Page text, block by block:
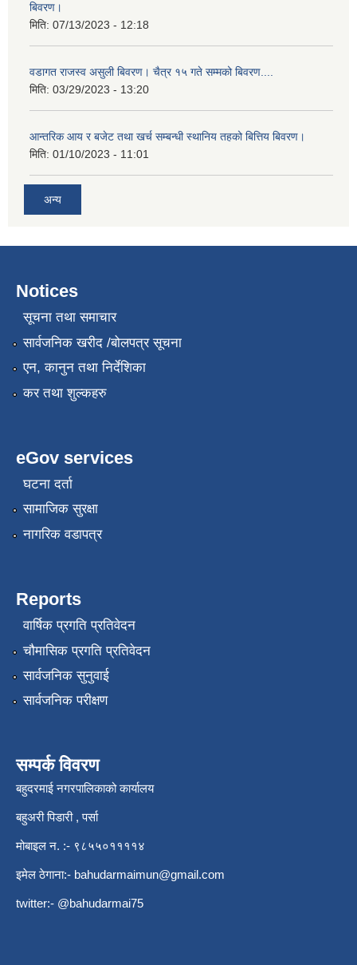
बिवरण।
मिति: 07/13/2023 - 12:18
वडागत राजस्व असुली बिवरण। चैत्र १५ गते सम्मको बिवरण....
मिति: 03/29/2023 - 13:20
आन्तरिक आय र बजेट तथा खर्च सम्बन्धी स्थानिय तहको बित्तिय बिवरण।
मिति: 01/10/2023 - 11:01
अन्य
Notices
सूचना तथा समाचार
सार्वजनिक खरीद /बोलपत्र सूचना
एन, कानुन तथा निर्देशिका
कर तथा शुल्कहरु
eGov services
घटना दर्ता
सामाजिक सुरक्षा
नागरिक वडापत्र
Reports
वार्षिक प्रगति प्रतिवेदन
चौमासिक प्रगति प्रतिवेदन
सार्वजनिक सुनुवाई
सार्वजनिक परीक्षण
सम्पर्क विवरण
बहुदरमाई नगरपालिकाको कार्यालय
बहुअरी पिडारी , पर्सा
मोबाइल न. :- ९८५५०११११४
इमेल ठेगाना:- bahudarmaimun@gmail.com
twitter:- @bahudarmai75